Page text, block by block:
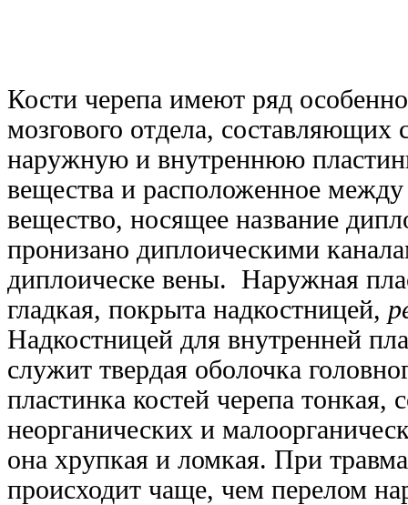
Кости черепа имеют ряд
мозгового отдела, составляющих
наружную и внутреннюю
вещества и расположенное
вещество, носящее название
пронизано диплоическими
диплоическе вены. Наружная
гладкая, покрыта надкостницей,
Надкостницей для внутренней
служит твердая оболочка
пластинка костей черепа
неорганических и
она хрупкая и ломкая. При
происходит чаще, чем перелом